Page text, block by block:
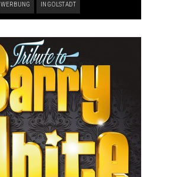
WERBUNG INGOLSTADT